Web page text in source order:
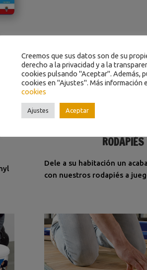
RODAPIÉS
Dele a su habitación un
con nuestros rodapiés a
Creemos que sus datos son de su
derecho a la privacidad y a la
cookies pulsando "Aceptar". Además,
cookies en "Ajustes". Más información
cookies
Ajustes Aceptar